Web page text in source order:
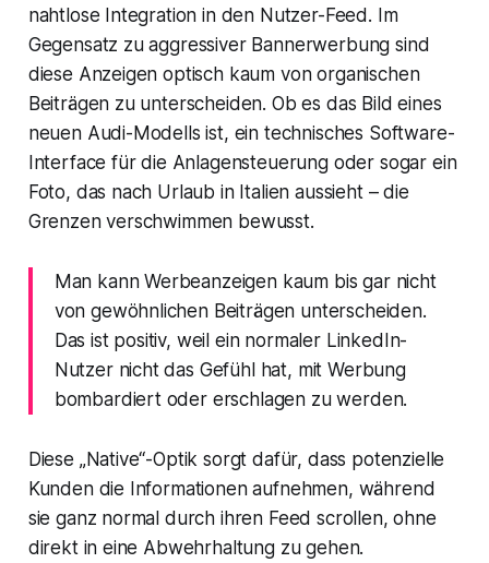
nahtlose Integration in den Nutzer-Feed. Im
Gegensatz zu aggressiver Bannerwerbung sind
diese Anzeigen optisch kaum von organischen
Beiträgen zu unterscheiden. Ob es das Bild eines
neuen Audi-Modells ist, ein technisches Software-
Interface für die Anlagensteuerung oder sogar ein
Foto, das nach Urlaub in Italien aussieht – die
Grenzen verschwimmen bewusst.
Man kann Werbeanzeigen kaum bis gar nicht
von gewöhnlichen Beiträgen unterscheiden.
Das ist positiv, weil ein normaler LinkedIn-
Nutzer nicht das Gefühl hat, mit Werbung
bombardiert oder erschlagen zu werden.
Diese „Native“-Optik sorgt dafür, dass potenzielle
Kunden die Informationen aufnehmen, während
sie ganz normal durch ihren Feed scrollen, ohne
direkt in eine Abwehrhaltung zu gehen.